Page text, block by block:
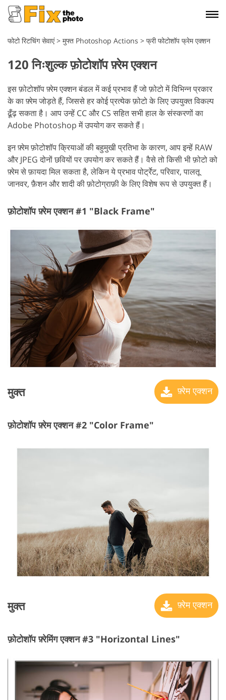
फोटो रिटचिंग सेवाएं> मुफ्त Photoshop Actions > फ्री फोटोशॉप फ्रेम एक्शन
120 निःशुल्क फ़ोटोशॉप फ़्रेम एक्शन
इस फ़ोटोशॉप फ़्रेम एक्शन बंडल में कई प्रभाव हैं जो फ़ोटो में विभिन्न प्रकार
के का फ़्रेम जोड़ते हैं, जिससे हर कोई प्रत्येक फ़ोटो के लिए उपयुक्त विकल्प
ढूँढ़ सकता है। आप उन्हें CC और CS सहित सभी हाल के संस्करणों का
Adobe Photoshop में उपयोग कर सकते हैं।
इन फ़्रेम फ़ोटोशॉप क्रियाओं की बहुमुखी प्रतिभा के कारण, आप इन्हें RAW
और JPEG दोनों छवियों पर उपयोग कर सकते हैं। वैसे तो किसी भी फ़ोटो को
फ़्रेम से फ़ायदा मिल सकता है, लेकिन ये प्रभाव पोर्ट्रेट, परिवार, पालतू
जानवर, फ़ैशन और शादी की फ़ोटोग्राफ़ी के लिए विशेष रूप से उपयुक्त हैं।
फ़ोटोशॉप फ़्रेम एक्शन #1 "Black Frame"
मुक्त फ़्रेम एक्शन
फ़ोटोशॉप फ़्रेम एक्शन #2 "Color Frame"
मुक्त फ़्रेम एक्शन
फ़ोटोशॉप फ़्रेमिंग एक्शन #3 "Horizontal Lines"